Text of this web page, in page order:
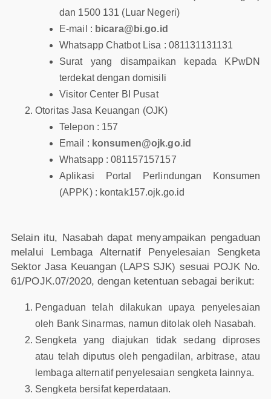
dan 1500 131 (Luar Negeri)
E-mail : bicara@bi.go.id
Whatsapp Chatbot Lisa : 081131131131
Surat yang disampaikan kepada KPwDN
terdekat dengan domisili
Visitor Center BI Pusat
Otoritas Jasa Keuangan (OJK)
Telepon : 157
Email : konsumen@ojk.go.id
Whatsapp : 081157157157
Aplikasi Portal Perlindungan Konsumen
(APPK) : kontak157.ojk.go.id
Selain itu, Nasabah dapat menyampaikan pengaduan
melalui Lembaga Alternatif Penyelesaian Sengketa
Sektor Jasa Keuangan (LAPS SJK) sesuai POJK No.
61/POJK.07/2020, dengan ketentuan sebagai berikut:
Pengaduan telah dilakukan upaya penyelesaian
oleh Bank Sinarmas, namun ditolak oleh Nasabah.
Sengketa yang diajukan tidak sedang diproses
atau telah diputus oleh pengadilan, arbitrase, atau
lembaga alternatif penyelesaian sengketa lainnya.
Sengketa bersifat keperdataan.